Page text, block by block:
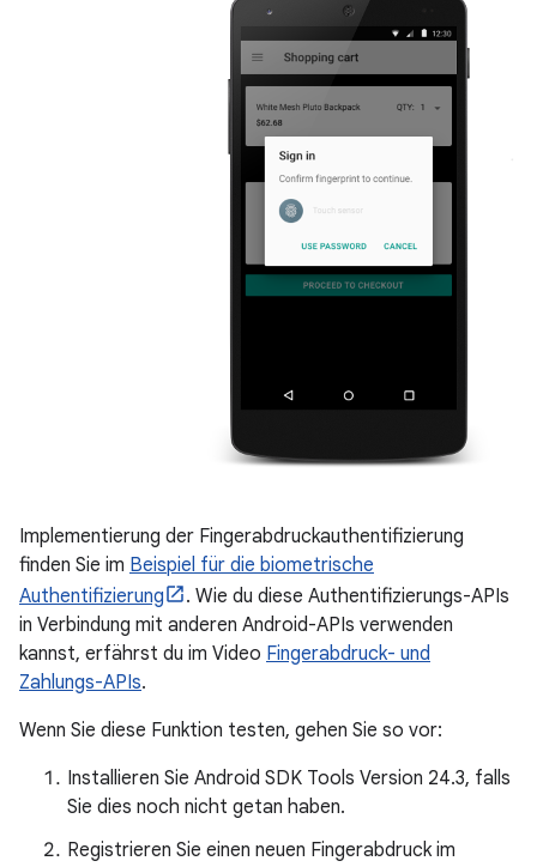
Implementierung der Fingerabdruckauthentifizierung
finden Sie im Beispiel für die biometrische
Authentifizierung
. Wie du diese Authentifizierungs-APIs
in Verbindung mit anderen Android-APIs verwenden
kannst, erfährst du im Video Fingerabdruck- und
Zahlungs-APIs.
Wenn Sie diese Funktion testen, gehen Sie so vor:
Installieren Sie Android SDK Tools Version 24.3, falls
Sie dies noch nicht getan haben.
Registrieren Sie einen neuen Fingerabdruck im